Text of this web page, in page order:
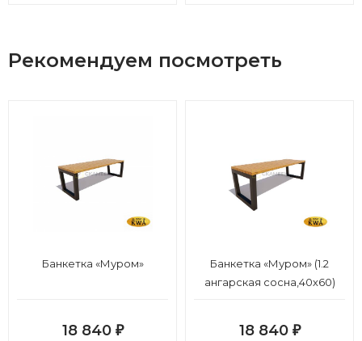
Рекомендуем посмотреть
Банкетка «Муром»
18 840 ₽
Банкетка «Муром» (1.2
ангарская сосна,40х60)
18 840 ₽